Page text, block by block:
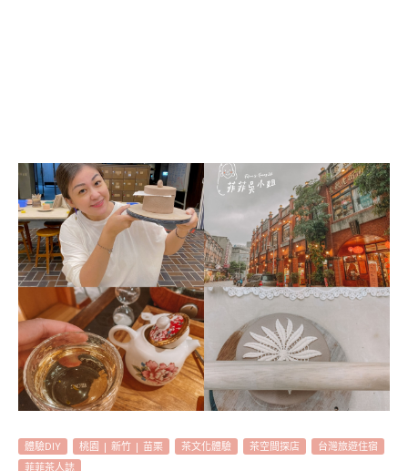
體驗DIY 桃園 | 新竹 | 苗栗 茶文化體驗 茶空間探店
台灣旅遊住宿
菲菲茶人誌